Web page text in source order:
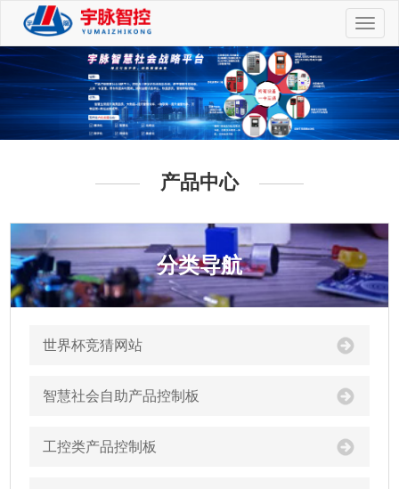
切
换
航
产品中心
分类导航
世界杯竞猜网站
智慧社会自助产品控制板
工控类产品控制板